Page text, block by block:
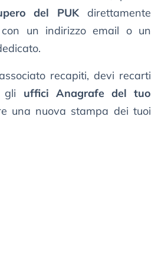
del PUKdirettamente
un indirizzo email o un
recapiti, devi recarti
gli uffici Anagrafe del tuo
una nuova stampa dei tuoi